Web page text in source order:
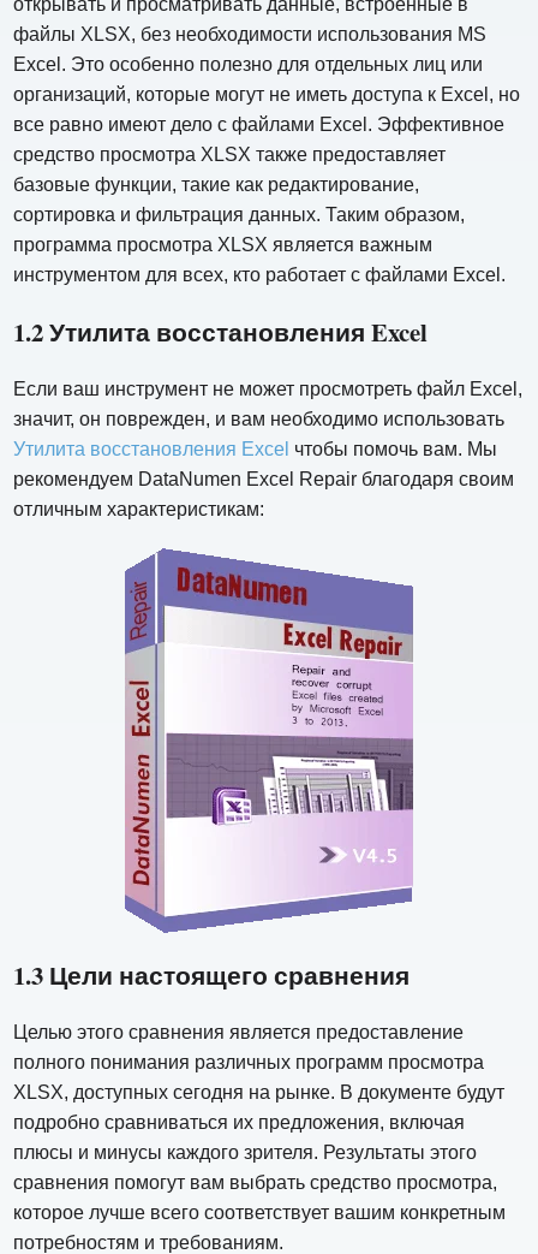
открывать и просматривать данные, встроенные в
файлы XLSX, без необходимости использования MS
Excel. Это особенно полезно для отдельных лиц или
организаций, которые могут не иметь доступа к Excel, но
все равно имеют дело с файлами Excel. Эффективное
средство просмотра XLSX также предоставляет
базовые функции, такие как редактирование,
сортировка и фильтрация данных. Таким образом,
программа просмотра XLSX является важным
инструментом для всех, кто работает с файлами Excel.
1.2 Утилита восстановления Excel
Если ваш инструмент не может просмотреть файл Excel,
значит, он поврежден, и вам необходимо использовать
Утилита восстановления Excel чтобы помочь вам. Мы
рекомендуем DataNumen Excel Repair благодаря своим
отличным характеристикам:
1.3 Цели настоящего сравнения
Целью этого сравнения является предоставление
полного понимания различных программ просмотра
XLSX, доступных сегодня на рынке. В документе будут
подробно сравниваться их предложения, включая
плюсы и минусы каждого зрителя. Результаты этого
сравнения помогут вам выбрать средство просмотра,
которое лучше всего соответствует вашим конкретным
потребностям и требованиям.